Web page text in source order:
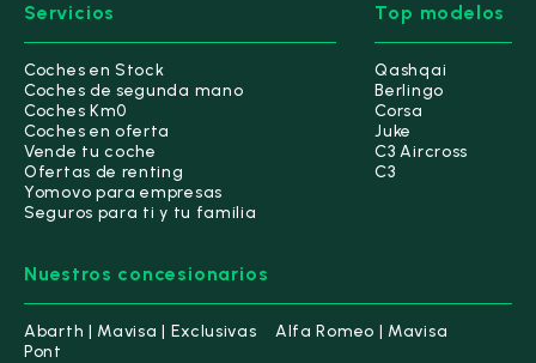
Hasta 60.000 km Hasta 100.000 km
Desde
km km
5000 km 145.000 km
Antigüedad
-
Servicios
Coches en Stock
Coches de segunda mano
Coches Km0
Coches en oferta
Vende tu coche
Ofertas de renting
Yomovo para empresas
Seguros para ti y tu familia
Top modelos
Qashqai
Berlingo
Corsa
Juke
C3 Aircross
C3
Nuestros concesionarios
Abarth | Mavisa | Exclusivas
Pont
Alfa Romeo | Mavisa